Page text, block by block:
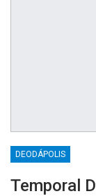
DEODÁPOLIS
Temporal